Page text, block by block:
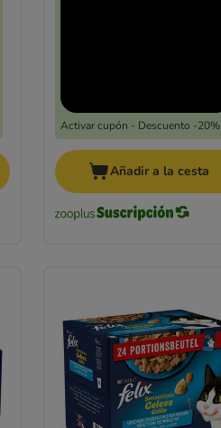
Activar cupón - Descuento -20%
Añadir a la cesta